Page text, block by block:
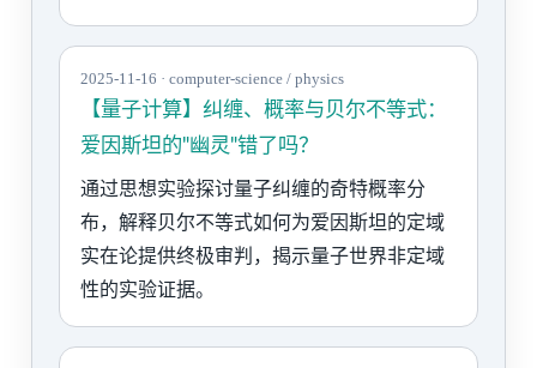
2025-11-16 · computer-science / physics
【量子计算】纠缠、概率与贝尔不等式：
爱因斯坦的"幽灵"错了吗？
通过思想实验探讨量子纠缠的奇特概率分
布，解释贝尔不等式如何为爱因斯坦的定域
实在论提供终极审判，揭示量子世界非定域
性的实验证据。